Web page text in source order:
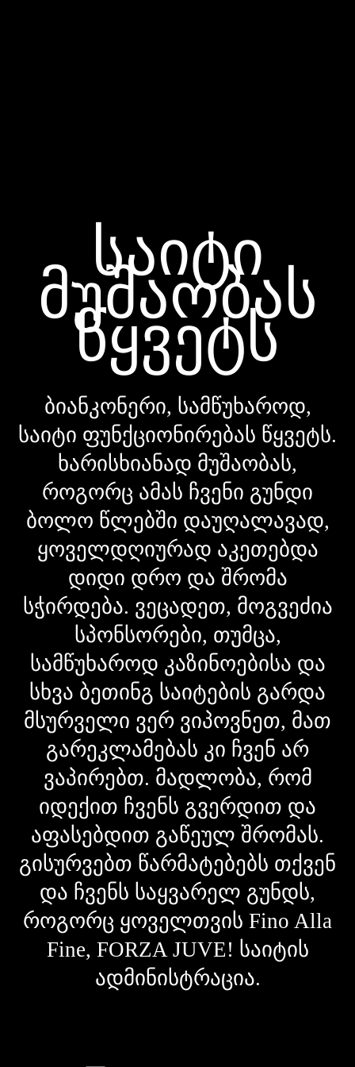
საიტი
მუშაობას
წყვეტს
ბიანკონერი, სამწუხაროდ,
საიტი ფუნქციონირებას წყვეტს.
ხარისხიანად მუშაობას,
როგორც ამას ჩვენი გუნდი
ბოლო წლებში დაუღალავად,
ყოველდღიურად აკეთებდა
დიდი დრო და შრომა
სჭირდება. ვეცადეთ, მოგვეძია
სპონსორები, თუმცა,
სამწუხაროდ კაზინოებისა და
სხვა ბეთინგ საიტების გარდა
მსურველი ვერ ვიპოვნეთ, მათ
გარეკლამებას კი ჩვენ არ
ვაპირებთ. მადლობა, რომ
იდექით ჩვენს გვერდით და
აფასებდით გაწეულ შრომას.
გისურვებთ წარმატებებს თქვენ
და ჩვენს საყვარელ გუნდს,
როგორც ყოველთვის Fino Alla
Fine, FORZA JUVE! საიტის
ადმინისტრაცია.